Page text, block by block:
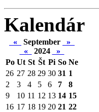
Kalendár
« September
»
«
2024
»
Po Ut St Št Pi So Ne
26 27 28 29 30 31 1
2
3 4 5 6 7
8
9
10 11 12 13 14 15
16 17 18 19 20 21 22